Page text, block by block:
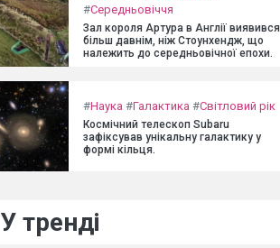
#Середньовіччя
Зал короля Артура в Англії виявився
більш давнім, ніж Стоунхендж, що
належить до середньовічної епохи.
#Наука #Галактика #Світловий рік
Космічний телескоп Subaru
зафіксував унікальну галактику у
формі кільця.
У тренді